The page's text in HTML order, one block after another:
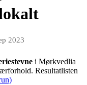
2023
i Mørkvedlia
Resultatlisten